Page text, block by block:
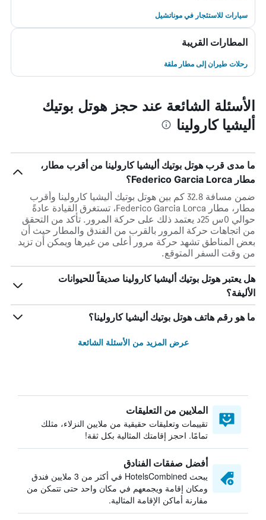
سيارات للاستئجار في موناتشيل
المطارات القريبة
رحلات طيران إلى مطار ملقة
الأسئلة الشائعة عند حجز هوتل بوتيك
أليشيا كارولينا
ما مدى قرب هوتل بوتيك أليشيا كارولينا من أقرب مطار،
مطار Federico Garcia Lorca؟
ضمن مسافة 32.8 كم بين هوتل بوتيك أليشيا كارولينا وأقرب
مطار، مطار Federico Garcia Lorca، تستغرق القيادة عادةً
حوالي 0س 25د يعتمد ذلك على حركة المرور. تأكد من التحقق
من اتجاهات حركة المرور بالقرب من الفندق والمطار حيث أن
بعض المناطق تشهد حركة مرور أعلى من غيرها ويمكن أن تزيد
من وقت السفر المتوقع.
هل يعتبر هوتل بوتيك أليشيا كارولينا صديقاً للحيوانات
الأليفة؟
ما هو رقم هاتف هوتل بوتيك أليشيا كارولينا؟
عرض المزيد من الأسئلة الشائعة
الملايين من التعليقات
تقييمات وتعليقات حقيقية من ملايين النزلاء، مثلك
تمامًا. احجز إقامتك المثالية بكل ثقة!
أفضل صفقات الفنادق
يبحث HotelsCombined في أكثر من 3 ملايين فندق
ومكان إقامة ويجمعهم في مكان واحد حتى تتمكن من
مقارنة أماكن الإقامة المثالية.